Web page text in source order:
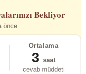
Bekliyor
önce
Ortalama
3 saat
cevab müddeti